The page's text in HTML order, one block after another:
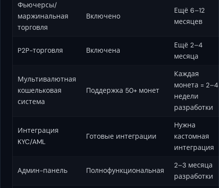
Фьючерсы/
маржинальная
торговля
Включено
Ещё 6–12
месяцев
P2P-торговля Включена
Ещё 2–4
месяца
Мультивалютная
кошельковая
система
Поддержка 50+ монет
Каждая
монета = 2–4
недели
разработки
Интеграция
KYC/AML
Готовые интеграции
Нужна
кастомная
интеграция
Админ-панель Полнофункциональная
2–3 месяца
разработки